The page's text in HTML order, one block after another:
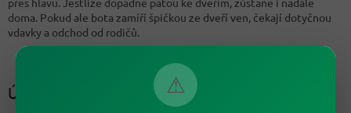
⚠
doma. Pokud ale bota zamíří špičkou ze dveří ven, čekají dotyčnou
vdavky a odchod od rodičů.
Úsměvné tradice a pověry